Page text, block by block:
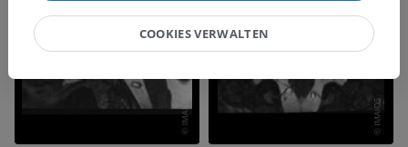
COOKIES VERWALTEN